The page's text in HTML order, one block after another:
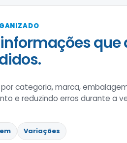
que
categoria, marca,
e reduzindo erros durante a
Variações